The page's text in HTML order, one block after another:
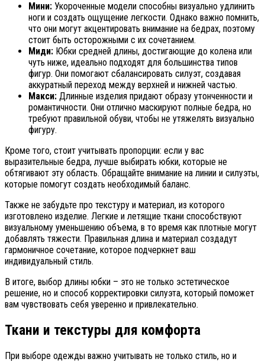
Мини: Укороченные модели способны визуально удлинить
ноги и создать ощущение легкости. Однако важно помнить,
что они могут акцентировать внимание на бедрах, поэтому
стоит быть осторожными с их сочетанием.
Миди: Юбки средней длины, достигающие до колена или
чуть ниже, идеально подходят для большинства типов
фигур. Они помогают сбалансировать силуэт, создавая
аккуратный переход между верхней и нижней частью.
Макси: Длинные изделия придают образу утонченности и
романтичности. Они отлично маскируют полные бедра, но
требуют правильной обуви, чтобы не утяжелять визуально
фигуру.
Кроме того, стоит учитывать пропорции: если у вас
выразительные бедра, лучше выбирать юбки, которые не
обтягивают эту область. Обращайте внимание на линии и силуэты,
которые помогут создать необходимый баланс.
Также не забудьте про текстуру и материал, из которого
изготовлено изделие. Легкие и летящие ткани способствуют
визуальному уменьшению объема, в то время как плотные могут
добавлять тяжести. Правильная длина и материал создадут
гармоничное сочетание, которое подчеркнет ваш
индивидуальный стиль.
В итоге, выбор длины юбки – это не только эстетическое
решение, но и способ корректировки силуэта, который поможет
вам чувствовать себя уверенно и привлекательно.
Ткани и текстуры для комфорта
При выборе одежды важно учитывать не только стиль, но и